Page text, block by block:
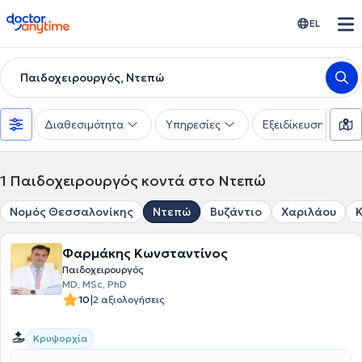
doctoranytime EL
Παιδοχειρουργός, Ντεπώ
Διαθεσιμότητα Υπηρεσίες Εξειδίκευση
1 Παιδοχειρουργός κοντά στο Ντεπώ
Νομός Θεσσαλονίκης Ντεπώ Βυζάντιο Χαριλάου
Φαρμάκης Κωνσταντίνος
Παιδοχειρουργός
ΜD, MSc, PhD
10|2 αξιολογήσεις
Κρυψορχία